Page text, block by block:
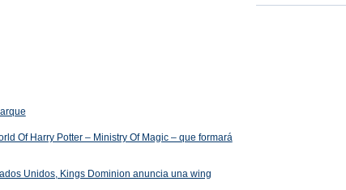
Of Harry Potter – Ministry Of Magic – que formará
Unidos, Kings Dominion anuncia una wing